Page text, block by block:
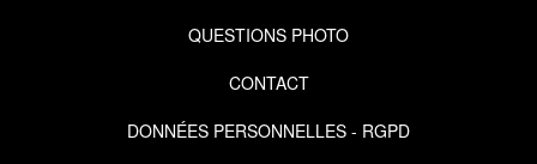
QUESTIONS PHOTO
CONTACT
DONNÉES PERSONNELLES - RGPD